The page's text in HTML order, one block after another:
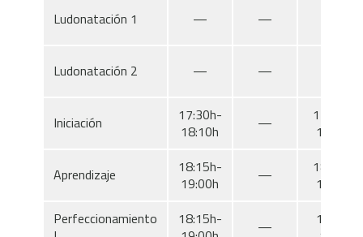
Ludonatación 1 — —
Ludonatación 2 — —
Iniciación
17:30h-
18:10h
—
17:30h-
18:10h
Aprendizaje
18:15h-
19:00h
—
18:15h-
19:00h
Perfeccionamiento
18:15h-
—
18:15-